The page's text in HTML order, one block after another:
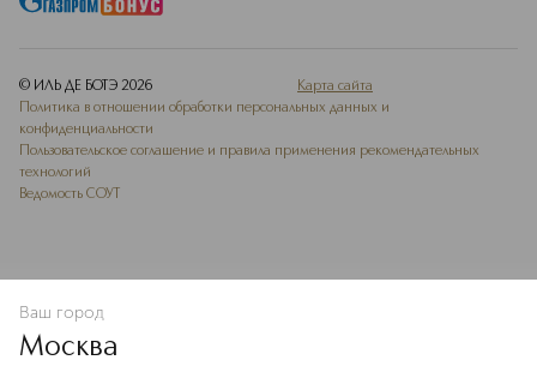
В КОРЗИНУ
© ИЛЬ ДЕ БОТЭ 2026
Карта сайта
Политика в отношении обработки персональных данных и
конфиденциальности
Пользовательское соглашение и правила применения рекомендательных
технологий
Ведомость СОУТ
Ваш город
Москва